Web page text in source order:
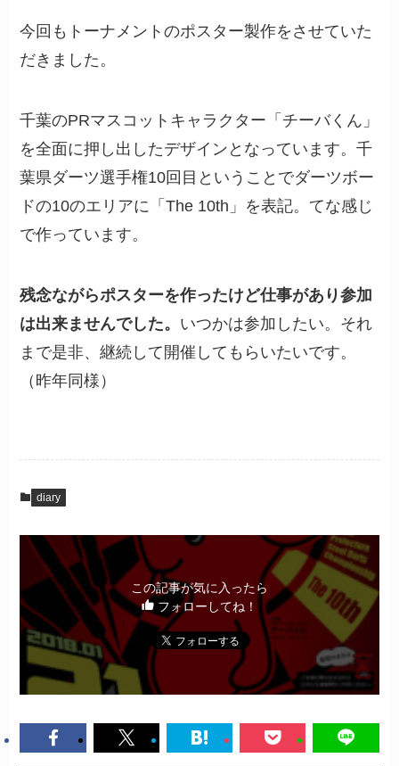
今回もトーナメントのポスター製作をさせていた
だきました。
千葉のPRマスコットキャラクター「チーバくん」
を全面に押し出したデザインとなっています。千
葉県ダーツ選手権10回目ということでダーツボー
ドの10のエリアに「The 10th」を表記。てな感じ
で作っています。
残念ながらポスターを作ったけど仕事があり参加
は出来ませんでした。 いつかは参加したい。それ
まで是非、継続して開催してもらいたいです。
（昨年同様）
diary
この記事が気に入ったら
フォローしてね！